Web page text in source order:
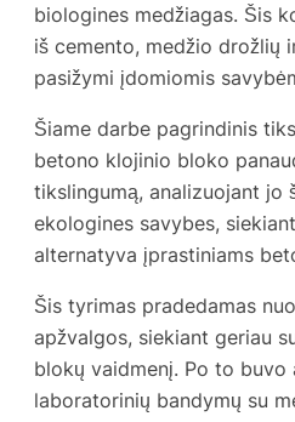
biologines medžiagas. Šis
iš cemento, medžio drožlių
pasižymi įdomiomis
Šiame darbe pagrindinis
betono klojinio bloko
tikslingumą, analizuojant jo
ekologines savybes,
alternatyva įprastiniams
Šis tyrimas pradedamas
apžvalgos, siekiant geriau
blokų vaidmenį. Po to buvo
laboratorinių bandymų su